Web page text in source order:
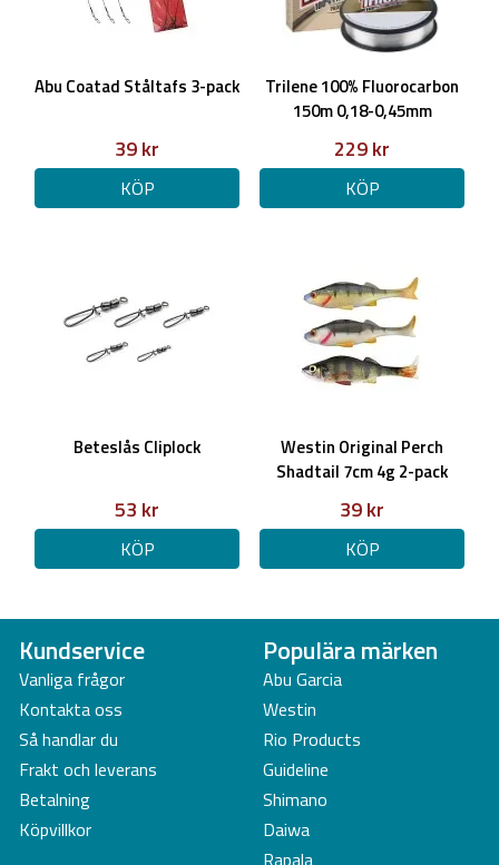
Abu Coatad Ståltafs 3-pack
39 kr
KÖP
Trilene 100% Fluorocarbon
150m 0,18-0,45mm
229 kr
KÖP
Beteslås Cliplock
53 kr
KÖP
Westin Original Perch
Shadtail 7cm 4g 2-pack
39 kr
KÖP
Kundservice
Vanliga frågor
Kontakta oss
Så handlar du
Frakt och leverans
Betalning
Köpvillkor
Populära märken
Abu Garcia
Westin
Rio Products
Guideline
Shimano
Daiwa